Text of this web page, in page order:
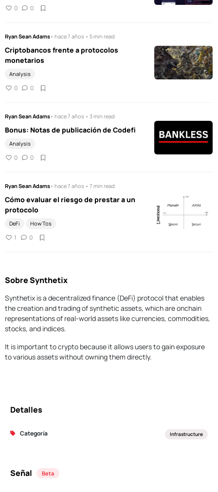
0 0
Ryan Sean Adams• hace 7 años • 5 min read
Criptobancos frente a protocolos
monetarios
Analysis
0 0
Ryan Sean Adams• hace 7 años • 3 min read
Bonus: Notas de publicación de Codefi
Analysis
0 0
Ryan Sean Adams• hace 7 años • 7 min read
Cómo evaluar el riesgo de prestar a un
protocolo
DeFi How Tos
1 0
Sobre Synthetix
Synthetix is a decentralized finance (DeFi) protocol that enables
the creation and trading of synthetic assets, which are onchain
representations of real-world assets like currencies, commodities,
stocks, and indices.
It is important to crypto because it allows users to gain exposure
to various assets without owning them directly.
Detalles
Categoría Infrastructure
Señal Beta